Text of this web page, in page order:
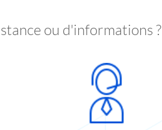
ou d'informations ?